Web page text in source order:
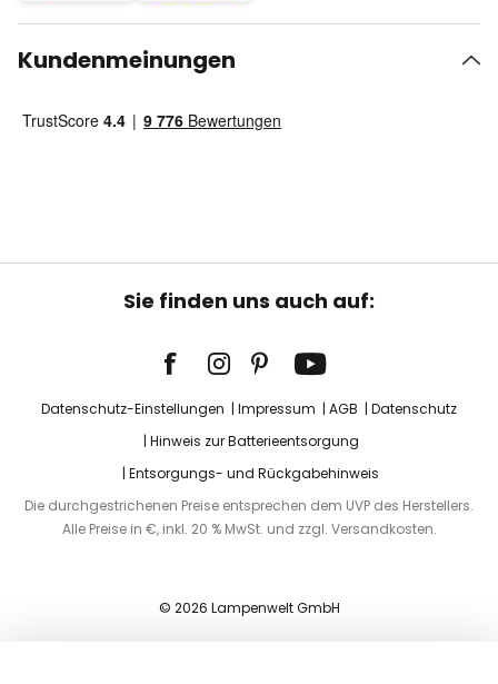
Kundenmeinungen
Sie finden uns auch auf:
Datenschutz-Einstellungen Impressum AGB
Datenschutz
Hinweis zur Batterieentsorgung
Entsorgungs- und Rückgabehinweis
Die durchgestrichenen Preise entsprechen dem UVP des Herstellers.
Alle Preise in €, inkl. 20 % MwSt. und zzgl. Versandkosten.
© 2026 Lampenwelt GmbH